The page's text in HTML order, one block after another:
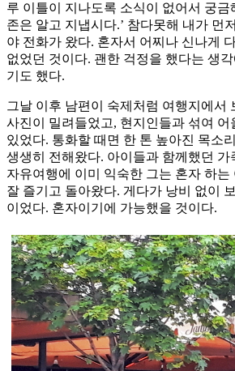
루 이틀이 지나도록 소식이 없어서 궁금
존은 알고 지냅시다.’ 참다못해 내가 먼
야 전화가 왔다. 혼자서 어찌나 신나게
없었던 것이다. 괜한 걱정을 했다는 생
기도 했다.
그날 이후 남편이 숙제처럼 여행지에서
사진이 밀려들었고, 현지인들과 섞여 어
있었다. 통화할 때면 한 톤 높아진 목소
생생히 전해왔다. 아이들과 함께했던 가
자유여행에 이미 익숙한 그는 혼자 하는
잘 즐기고 돌아왔다. 게다가 낭비 없이
이었다. 혼자이기에 가능했을 것이다.